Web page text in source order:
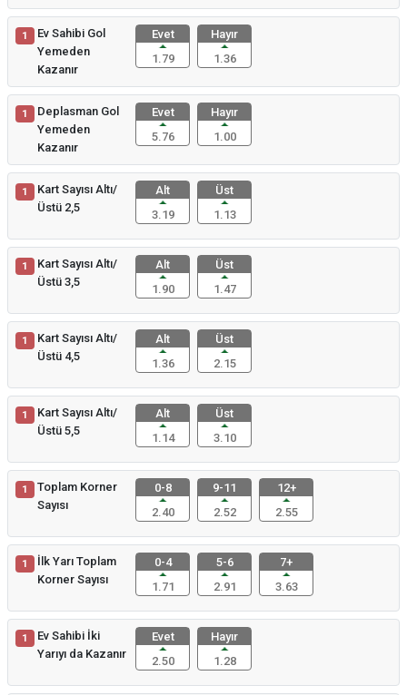
1
Ev Sahibi Gol
Yemeden
Kazanır
Evet
1.79
Hayır
1.36
1
Deplasman Gol
Yemeden
Kazanır
Evet
5.76
Hayır
1.00
1
Kart Sayısı Altı/
Üstü 2,5
Alt
3.19
Üst
1.13
1
Kart Sayısı Altı/
Üstü 3,5
Alt
1.90
Üst
1.47
1
Kart Sayısı Altı/
Üstü 4,5
Alt
1.36
Üst
2.15
1
Kart Sayısı Altı/
Üstü 5,5
Alt
1.14
Üst
3.10
1
Toplam Korner
Sayısı
0-8
2.40
9-11
2.52
12+
2.55
1
İlk Yarı Toplam
Korner Sayısı
0-4
1.71
5-6
2.91
7+
3.63
1
Ev Sahibi İki
Yarıyı da Kazanır
Evet
2.50
Hayır
1.28